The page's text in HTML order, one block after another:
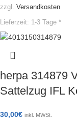
zzgl. Versandkosten
Lieferzeit: 1-3 Tage *
herpa 314879
Sattelzug IFL
30,00€ inkl. MWSt.